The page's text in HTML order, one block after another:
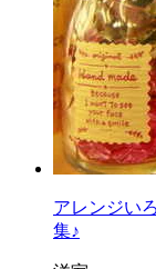
アレンジい
集♪